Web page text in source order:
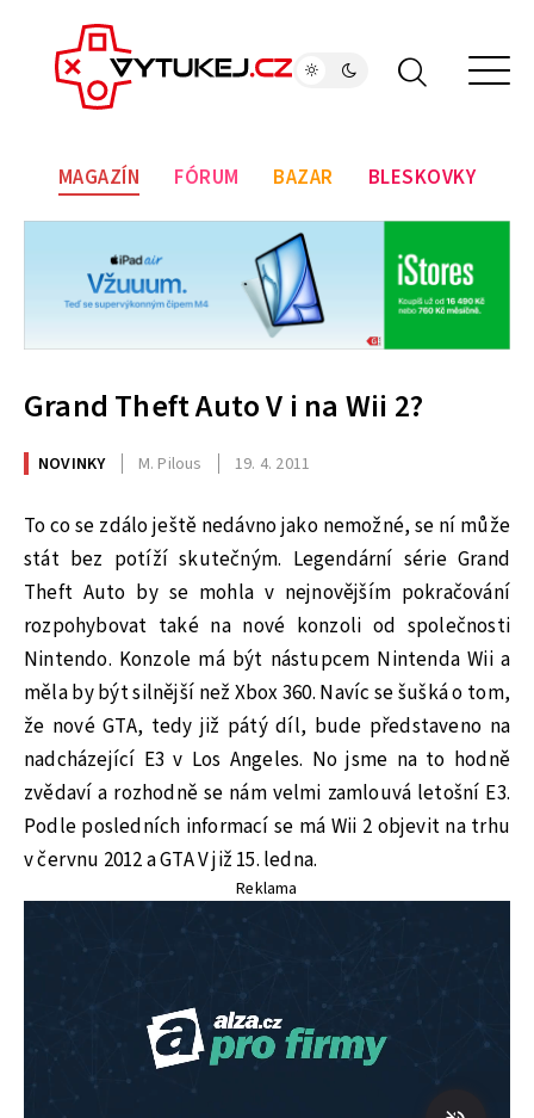
MAGAZÍN FÓRUM BAZAR BLESKOVKY
Grand Theft Auto V i na Wii 2?
NOVINKY M. Pilous 19. 4. 2011
To co se zdálo ještě nedávno jako nemožné, se ní může
stát bez potíží skutečným. Legendární série Grand
Theft Auto by se mohla v nejnovějším pokračování
rozpohybovat také na nové konzoli od společnosti
Nintendo. Konzole má být nástupcem Nintenda Wii a
měla by být silnější než Xbox 360. Navíc se šušká o tom,
že nové GTA, tedy již pátý díl, bude představeno na
nadcházející E3 v Los Angeles. No jsme na to hodně
zvědaví a rozhodně se nám velmi zamlouvá letošní E3.
Podle posledních informací se má Wii 2 objevit na trhu
v červnu 2012 a GTA V již 15. ledna.
Reklama